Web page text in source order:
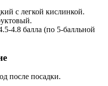
с легкой кислинкой.
4.8 балла (по 5-балльной
после посадки.